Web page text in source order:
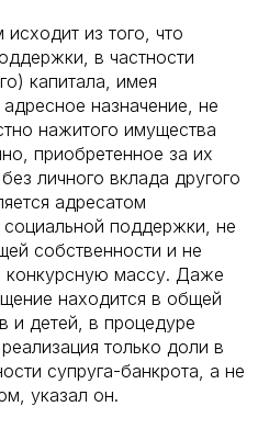
из того, что
в частности
капитала, имея
назначение, не
нажитого имущества
приобретенное за их
личного вклада другого
адресатом
поддержки, не
собственности и не
массу. Даже
находится в общей
и детей, в процедуре
только доли в
супруга-банкрота, а не
указал он.